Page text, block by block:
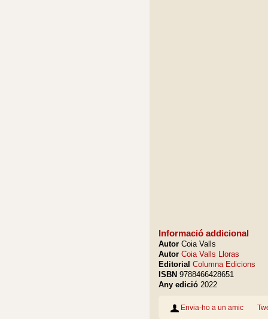
Informació addicional
Autor Coia Valls
Autor Coia Valls Lloras
Editorial Columna Edicions
ISBN 9788466428651
Any edició 2022
Envia-ho a un amic